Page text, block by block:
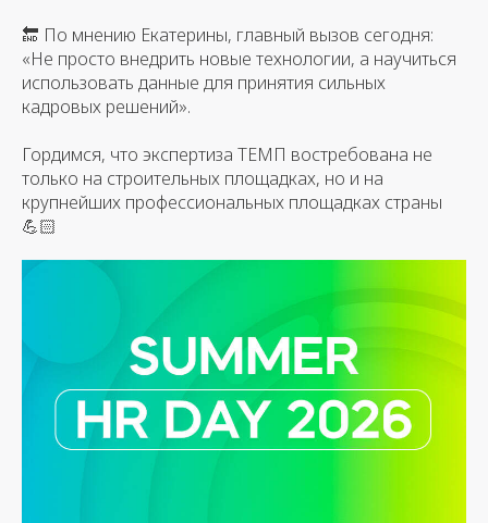
🔚 По мнению Екатерины, главный вызов сегодня:
«Не просто внедрить новые технологии, а научиться
использовать данные для принятия сильных
кадровых решений».
Гордимся, что экспертиза ТЕМП востребована не
только на строительных площадках, но и на
крупнейших профессиональных площадках страны
💪🏻